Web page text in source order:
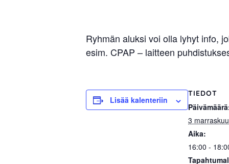
Ryhmän aluksi voi olla lyhyt info,
esim. CPAP – laitteen
Lisää kalenteriin
TIEDOT
3
Aika:
16:00 -